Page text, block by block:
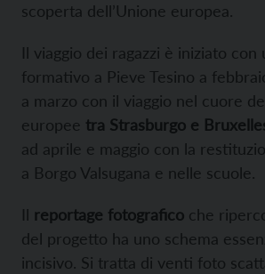
scoperta dell’Unione europea.
Il viaggio dei ragazzi è iniziato con
formativo a Pieve Tesino a
a marzo con il viaggio nel cuore
europee tra Strasburgo e
ad aprile e maggio con la
a Borgo Valsugana e nelle scuole.
Il reportage fotografico che
del progetto ha uno schema
incisivo. Si tratta di venti foto